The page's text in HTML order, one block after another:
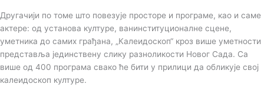
Другачији по томе што повезује просторе и програме, као и саме
актере: од установа културе, ванинституционалне сцене,
уметника до самих грађана, „Калеидоскоп“ кроз више уметности
представља јединствену слику разноликости Новог Сада. Са
више од 400 програма свако ће бити у прилици да обликује свој
калеидоскоп културе.